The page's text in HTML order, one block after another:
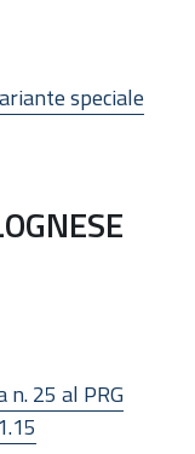
speciale
25 al PRG